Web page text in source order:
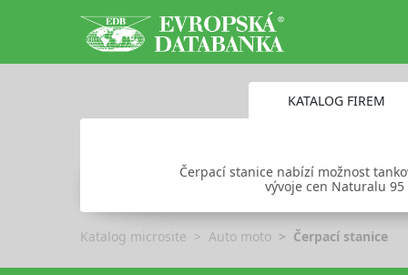
KATALOG FIREM
Čerpací stanice nabízí možnost
vývoje cen Naturalu
Katalog microsite Auto moto Čerpací stanice